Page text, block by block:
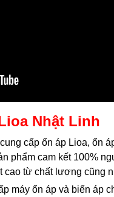
Nhật Linh
cấp ổn áp Lioa, ổn
phẩm cam kết 100%
cao từ chất lượng cũng
máy ổn áp và biến áp